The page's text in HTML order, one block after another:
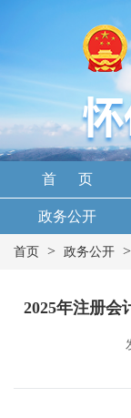
首 页
政务公开
首页 > 政务公开 >
2025年注册会